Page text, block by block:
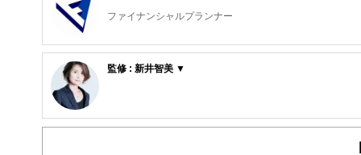
ファイナンシャルプランナー
FinancialField編集部は、金融、経済に関する記事を、日
FinancialFieldの特徴は、ファイナンシャルプランナー、
ー、公認会計士、社会保険労務士、行政書士、投資アナ
監修 : 新井智美 ▼
（保有資格）